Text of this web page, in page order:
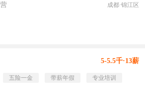
成都·锦江区
5-5.5千·13薪
五险一金 带薪年假
专业培训